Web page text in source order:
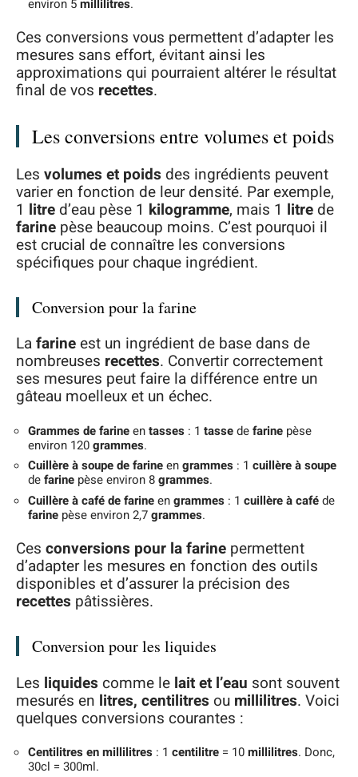
environ 5millilitres.
Ces conversions vous permettent d’adapter les
mesures sans effort, évitant ainsi les
approximations qui pourraient altérer le résultat
final de vos recettes.
Les conversions entre volumes et poids
Les volumes et poids des ingrédients peuvent
varier en fonction de leur densité. Par exemple,
1 litre d’eau pèse 1 kilogramme, mais 1 litre de
farine pèse beaucoup moins. C’est pourquoi il
est crucial de connaître les conversions
spécifiques pour chaque ingrédient.
Conversion pour la farine
Lafarineest un ingrédient de base dans de
nombreuses recettes. Convertir correctement
ses mesures peut faire la différence entre un
gâteau moelleux et un échec.
Grammes de farineentasses : 1 tassedefarine pèse
environ 120grammes.
Cuillère à soupe de farineengrammes : 1 cuillère à soupe
defarine pèse environ 8grammes.
Cuillère à café de farineengrammes : 1 cuillère à caféde
farine pèse environ 2,7grammes.
Ces conversions pour la farine permettent
d’adapter les mesures en fonction des outils
disponibles et d’assurer la précision des
recettes pâtissières.
Conversion pour les liquides
Les liquides comme le lait et l’eau sont souvent
mesurés en litres, centilitres ou millilitres. Voici
quelques conversions courantes :
Centilitres en millilitres : 1 centilitre = 10millilitres. Donc,
30cl = 300ml.